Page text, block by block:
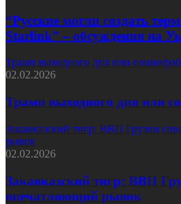
“Русские могли создать
Starlink” – обсуждения на
Трамп выходного дня или
02.02.2026
Трамп выходного дня или
Закавказский тигр: ВВП Грузии
рывок
02.02.2026
Закавказский тигр: ВВП
впечатляющий рывок